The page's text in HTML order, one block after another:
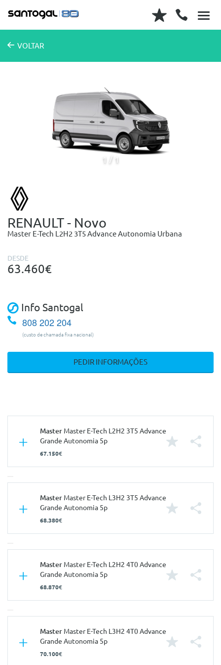
VOLTAR
1 1
RENAULT - Novo
Master E-Tech L2H2 3T5 Advance Autonomia Urbana
DESDE
63.460€
Info Santogal
808 202 204
(custo de chamada fixa nacional)
PEDIR INFORMAÇÕES
Master Master E-Tech L2H2 3T5 Advance
Grande Autonomia 5p
67.150€
Características
Carroçaria
Portas
5
Nº de Lugares
3
Nº de Viatura
942371
Prestações
Velocidade Máxima
115 Km/h
Aceleração dos 0-100km/h
0.00 seg
Consumos
Combustível
Elétrico
Master Master E-Tech L3H2 3T5 Advance
Grande Autonomia 5p
68.380€
Características
Carroçaria
Portas
5
Nº de Lugares
3
Nº de Viatura
942383
Prestações
Master Master E-Tech L2H2 4T0 Advance
Grande Autonomia 5p
68.870€
Características
Carroçaria
Master Master E-Tech L3H2 4T0 Advance
Grande Autonomia 5p
70.100€